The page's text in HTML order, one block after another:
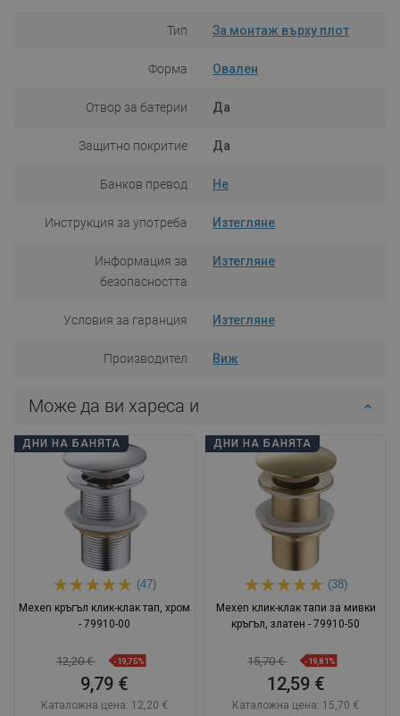
Тип За монтаж върху плот
Форма Овален
Отвор за батерии Да
Защитно покритие Да
Банков превод Не
Инструкция за употреба Изтегляне
Информация за
безопасността
Изтегляне
Условия за гаранция Изтегляне
Производител Виж
Може да ви хареса и
ДНИ НА БАНЯТА
(47)
Mexen кръгъл клик-клак тап, хром
- 79910-00
12,20 € -19,75%
9,79 €
Каталожна цена: 12,20 €
ДНИ НА БАНЯТА
(38)
Mexen клик-клак тапи за мивки
кръгъл, златен - 79910-50
15,70 € -19,81%
12,59 €
Каталожна цена: 15,70 €